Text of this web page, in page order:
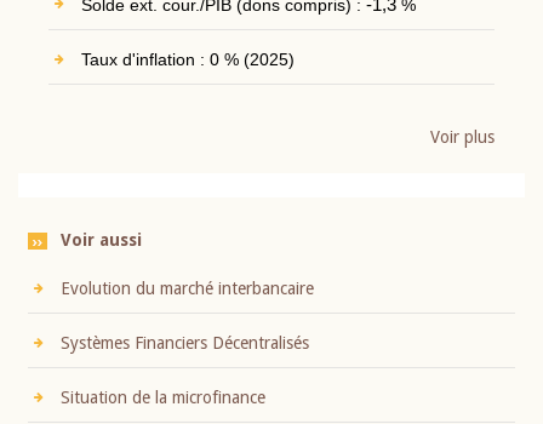
Solde ext. cour./PIB (dons compris) : -1,3%
Taux d'inflation : 0 % (2025)
Voir plus
Voir aussi
Evolution du marché interbancaire
Systèmes Financiers Décentralisés
Situation de la microfinance